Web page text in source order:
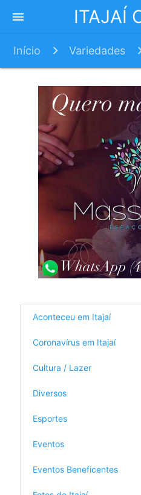
ITAJAÍ
menu
Início Variedades
Turismo por Itajaí:
Sacramento
Aconteceu em Itajaí
Coronavírus em Itajaí
Cultura / Lazer
Diversos
Esportes
Eventos
Eventos Beneficentes